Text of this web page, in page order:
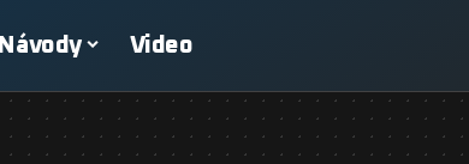
Návody Video